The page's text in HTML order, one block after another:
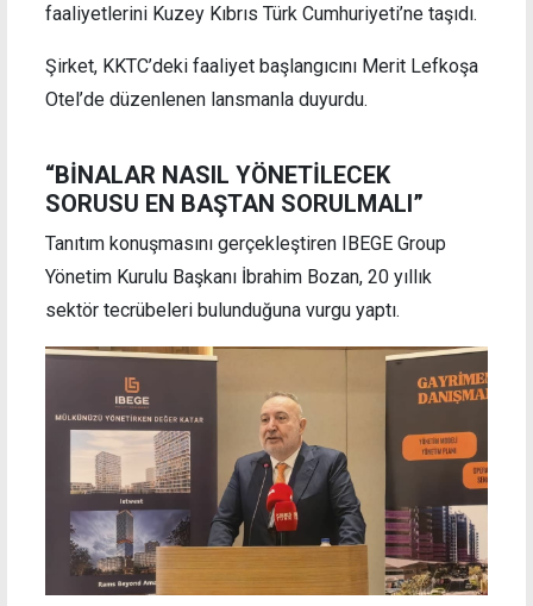
faaliyetlerini Kuzey Kıbrıs Türk Cumhuriyeti’ne taşıdı.
Şirket, KKTC’deki faaliyet başlangıcını Merit Lefkoşa
Otel’de düzenlenen lansmanla duyurdu.
“BİNALAR NASIL YÖNETİLECEK
SORUSU EN BAŞTAN SORULMALI”
Tanıtım konuşmasını gerçekleştiren IBEGE Group
Yönetim Kurulu Başkanı İbrahim Bozan, 20 yıllık
sektör tecrübeleri bulunduğuna vurgu yaptı.